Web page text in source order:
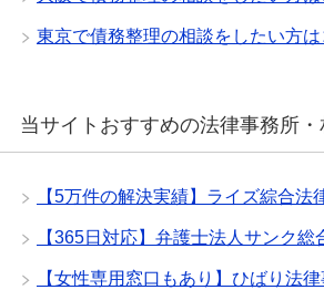
東京で債務整理の相談をしたい方は
当サイトおすすめの法律事務所
【5万件の解決実績】ライズ綜合法
【365日対応】弁護士法人サンク総
【女性専用窓口もあり】ひばり法